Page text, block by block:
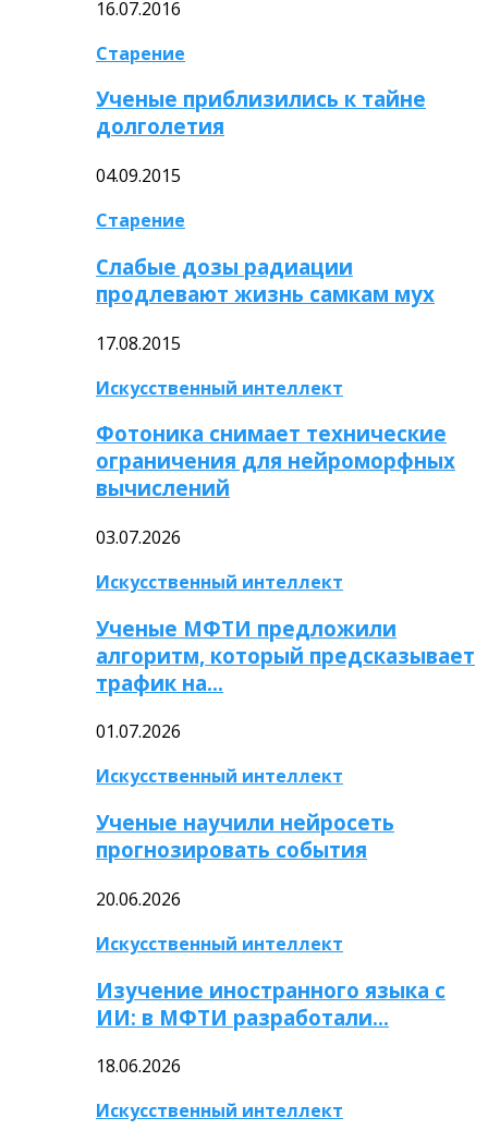
16.07.2016
Старение
Ученые приблизились к тайне
долголетия
04.09.2015
Старение
Слабые дозы радиации
продлевают жизнь самкам мух
17.08.2015
Искусственный интеллект
Фотоника снимает технические
ограничения для нейроморфных
вычислений
03.07.2026
Искусственный интеллект
Ученые МФТИ предложили
алгоритм, который предсказывает
трафик на…
01.07.2026
Искусственный интеллект
Ученые научили нейросеть
прогнозировать события
20.06.2026
Искусственный интеллект
Изучение иностранного языка с
ИИ: в МФТИ разработали…
18.06.2026
Искусственный интеллект